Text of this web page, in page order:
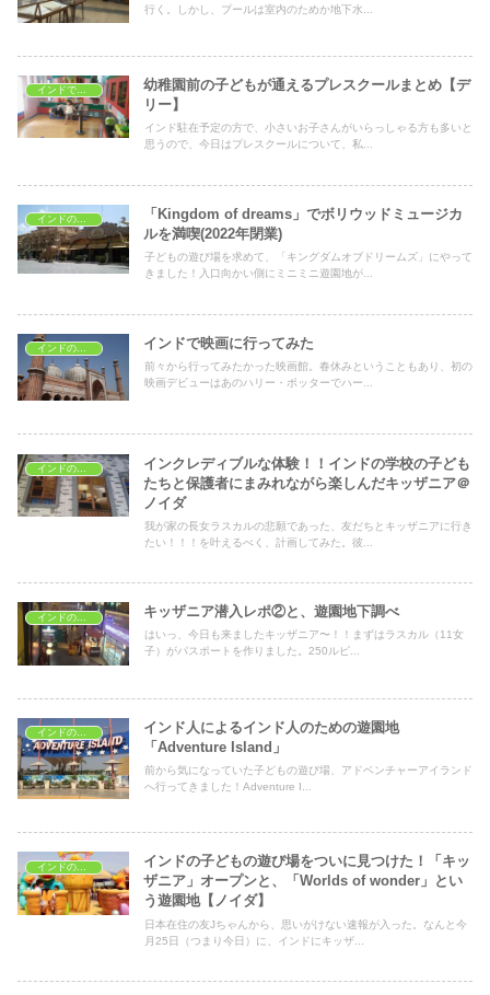
行く。しかし、プールは室内のためか地下水...
インドで子育て
幼稚園前の子どもが通えるプレスクールまとめ【デ
リー】
インド駐在予定の方で、小さいお子さんがいらっしゃる方も多いと
思うので、今日はプレスクールについて、私...
インドの子どもの遊び場
「Kingdom of dreams」でボリウッドミュージカ
ルを満喫(2022年閉業)
子どもの遊び場を求めて、「キングダムオブドリームズ」にやって
きました！入口向かい側にミニミニ遊園地が...
インドの子どもの遊び場 インドで映画に行ってみた
前々から行ってみたかった映画館。春休みということもあり、初の
映画デビューはあのハリー・ポッターでハー...
インクレディブルな体験！！インドの学校の子ども
たちと保護者にまみれながら楽しんだキッザニア＠
ノイダ
我が家の長女ラスカルの悲願であった、友だちとキッザニアに行き
たい！！！を叶えるべく、計画してみた。彼...
キッザニア潜入レポ②と、遊園地下調べ
はいっ、今日も来ましたキッザニア〜！！まずはラスカル（11女
子）がパスポートを作りました。250ルピ...
インドの子どもの遊び場
インド人によるインド人のための遊園地
「Adventure Island」
前から気になっていた子どもの遊び場、アドベンチャーアイランド
へ行ってきました！Adventure I...
インドの子どもの遊び場をついに見つけた！「キッ
ザニア」オープンと、「Worlds of wonder」とい
う遊園地【ノイダ】
日本在住の友Jちゃんから、思いがけない速報が入った。なんと今
月25日（つまり今日）に、インドにキッザ...